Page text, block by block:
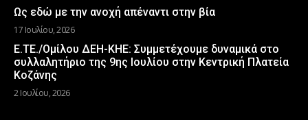
Ως εδώ με την ανοχή απέναντι στην βία
17 Ιουλίου, 2026
Ε.ΤΕ./Ομίλου ΔΕΗ-ΚΗΕ: Συμμετέχουμε δυναμικά στο
συλλαλητήριο της 9ης Ιουλίου στην Κεντρική Πλατεία
Κοζάνης
2 Ιουλίου, 2026